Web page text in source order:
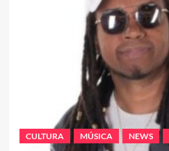
CULTURA MÚSICA NEWS